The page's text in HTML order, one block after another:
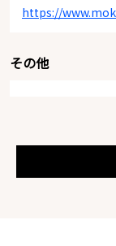
https://
その他